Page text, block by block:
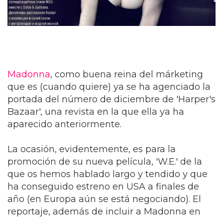
Madonna, como buena reina del márketing
que es (cuando quiere) ya se ha agenciado la
portada del número de diciembre de 'Harper's
Bazaar', una revista en la que ella ya ha
aparecido anteriormente.
La ocasión, evidentemente, es para la
promoción de su nueva película, 'W.E.' de la
que os hemos hablado largo y tendido y que
ha conseguido estreno en USA a finales de
año (en Europa aún se está negociando). El
reportaje, además de incluir a Madonna en